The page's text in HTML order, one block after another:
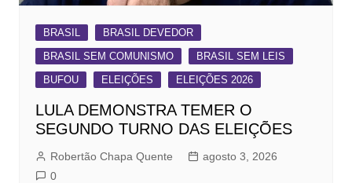
BRASIL
BRASIL DEVEDOR
BRASIL SEM COMUNISMO
BRASIL SEM LEIS
BUFOU
ELEIÇÕES ELEIÇÕES 2026
LULA DEMONSTRA TEMER O
SEGUNDO TURNO DAS ELEIÇÕES
Robertão Chapa Quente
agosto 3, 2026
0